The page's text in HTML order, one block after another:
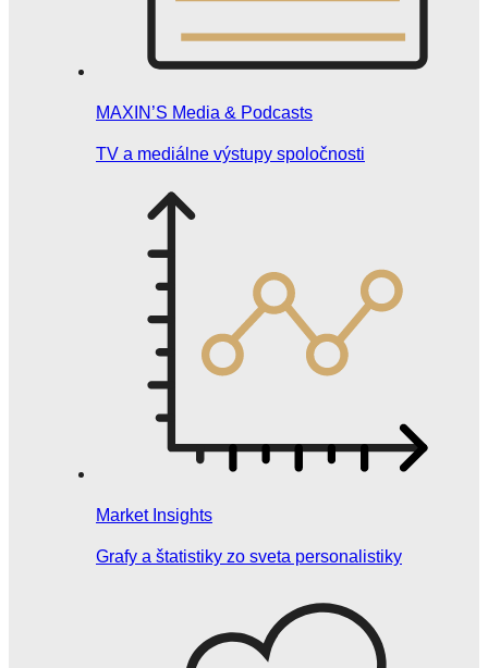
MAXIN’S Media & Podcasts
TV a mediálne výstupy spoločnosti
Market Insights
Grafy a štatistiky zo sveta personalistiky